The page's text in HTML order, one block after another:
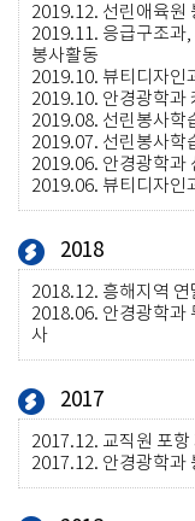
2019.12. 선린애육원
2019.11. 응급구조과
봉사활동
2019.10. 뷰티디자인
2019.10. 안경광학과
2019.08. 선린봉사학
2019.07. 선린봉사학
2019.06. 안경광학과
2019.06. 뷰티디자인
2018
2018.12. 흥해지역
2018.06. 안경광학과
사
2017
2017.12. 교직원 포
2017.12. 안경광학과